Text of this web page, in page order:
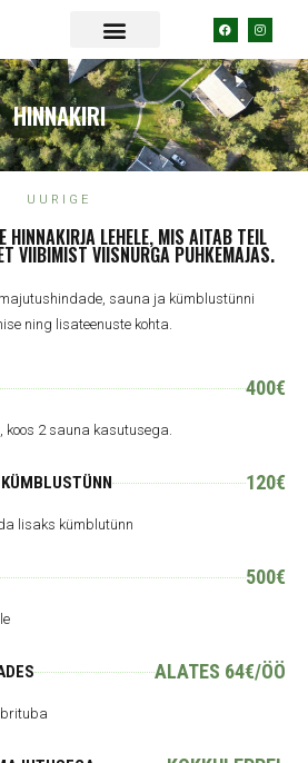
HINNAKIRI
UURIGE
HINNAKIRJA LEHELE, MIS AITAB TEIL
VIIBIMIST VIISNURGA PUHKEMAJAS.
sauna ja kümblustünni
ning lisateenuste kohta.
400€
koos 2 sauna kasutusega.
120€
lisaks kümblutünn
500€
ALATES 64€/ÖÖ